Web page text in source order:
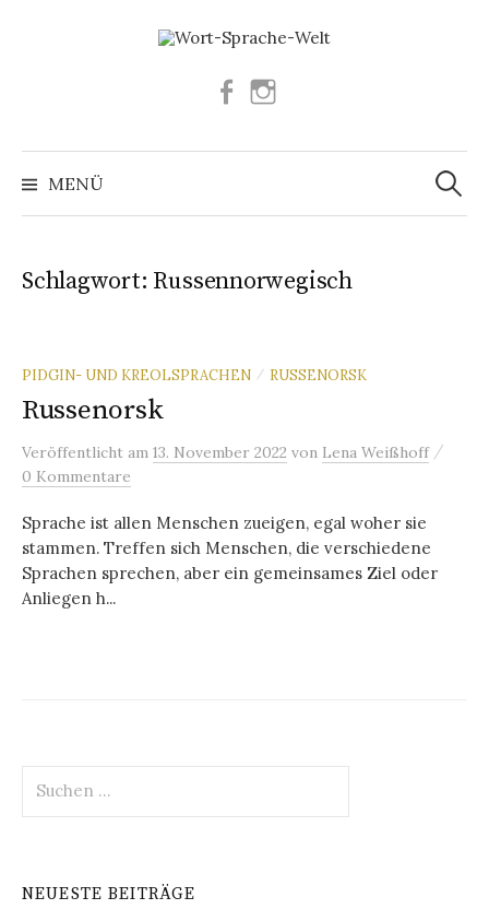
Facebook
MENÜ
Suchen
nach:
Schlagwort: Russennorwegisch
PIDGIN- UND KREOLSPRACHEN / RUSSENORSK
Russenorsk
Veröffentlicht am 13. November 2022 von Lena Weißhoff /
0 Kommentare
Sprache ist allen Menschen zueigen, egal woher sie
stammen. Treffen sich Menschen, die verschiedene
Sprachen sprechen, aber ein gemeinsames Ziel oder
Anliegen h...
nach:
NEUESTE BEITRÄGE